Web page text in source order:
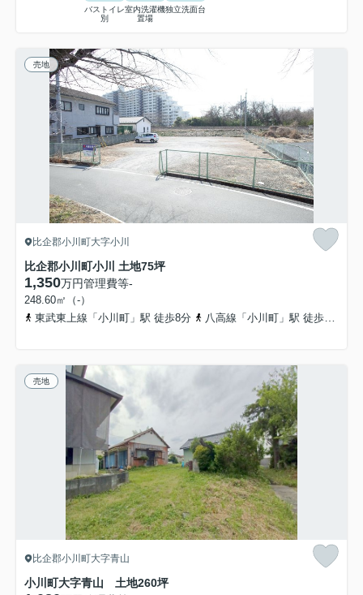
バストイレ
別
室内洗濯機
置場
独立洗面台
売地
比企郡小川町大字小川
比企郡小川町小川 土地75坪
1,350万円管理費等-
248.60㎡（-）
東武東上線「小川町」駅 徒歩8分
八高線「小川町」駅 徒歩8分
売地
比企郡小川町大字青山
小川町大字青山 土地260坪